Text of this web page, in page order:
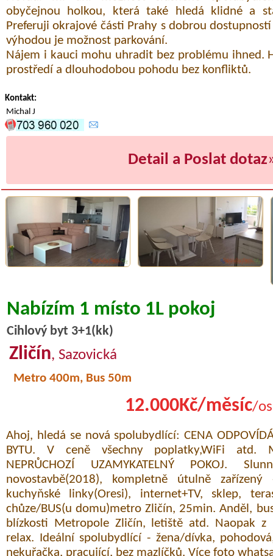
obyčejnou holkou, která také hledá klidné a
Preferuji okrajové části Prahy s dobrou
výhodou je možnost parkování.
Nájem i kauci mohu uhradit bez problému ihned.
prostředí a dlouhodobou pohodu bez konfliktů.
Kontakt:
Michal J
Detail a Poslat dotaz
Nabízím 1 místo 1L pokoj
Cihlový byt 3+1(kk)
Zličín, Sazovická
Metro 400m, Bus 50m
12.000Kč/měsíc/
Ahoj, hledá se nová spolubydlící: CENA
BYTU. V ceně všechny poplatky,WiFi atd.
NEPRŮCHOZÍ UZAMYKATELNÝ
novostavbě(2018), kompletně útulně
kuchyňské linky(Oresi), internet+TV, sklep,
chůze/BUS(u domu)metro Zličín, 25min. Anděl,
blízkosti Metropole Zličín, letiště atd. Naopak z
relax. Ideální spolubydlící - žena/dívka,
nekuřačka, pracující, bez mazlíčků. Více foto